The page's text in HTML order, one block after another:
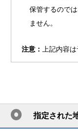
保管するので
ません。
注意： 上記内容
指定された